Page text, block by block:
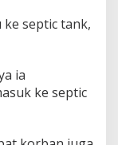
septic tank,
ia
ke septic